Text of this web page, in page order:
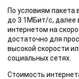
По условиям пакета
до 3.1МБит/с, далее
интернетом на
достаточно для
высокой скорости
социальных сетях.
Стоимость